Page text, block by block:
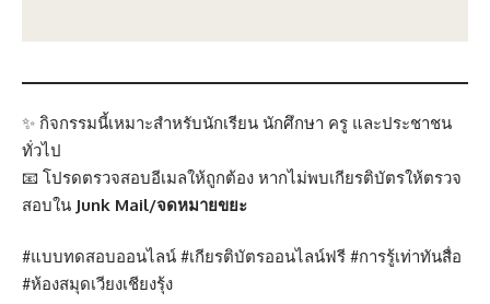
✨ กิจกรรมนี้เหมาะสำหรับนักเรียน นักศึกษา ครู และประชาชน
ทั่วไป
📧 โปรดตรวจสอบอีเมลให้ถูกต้อง หากไม่พบเกียรติบัตรให้ตรวจ
สอบใน Junk Mail/จดหมายขยะ
#แบบทดสอบออนไลน์ #เกียรติบัตรออนไลน์ฟรี #การรู้เท่าทันสื่อ
#ห้องสมุดเวียงเชียงรุ้ง